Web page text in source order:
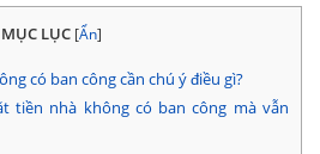
MỤC LỤC [Ẩn]
có ban công cần chú ý điều gì?
tiền nhà không có ban công mà vẫn